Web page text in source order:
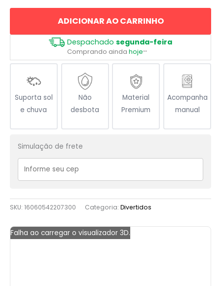
She
quantidade
ADICIONAR AO CARRINHO
Despachado segunda-feira
Comprando ainda hoje**
Suporta sol
e chuva
Não
desbota
Material
Premium
Acompanha
manual
Simulação de frete
SKU: 16060542207300 Categoria: Divertidos
Falha ao carregar o visualizador 3D.